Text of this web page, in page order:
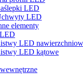
LED
LED
elementy
LED
LED kątowe